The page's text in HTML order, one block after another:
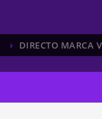
DIRECTO MARCA